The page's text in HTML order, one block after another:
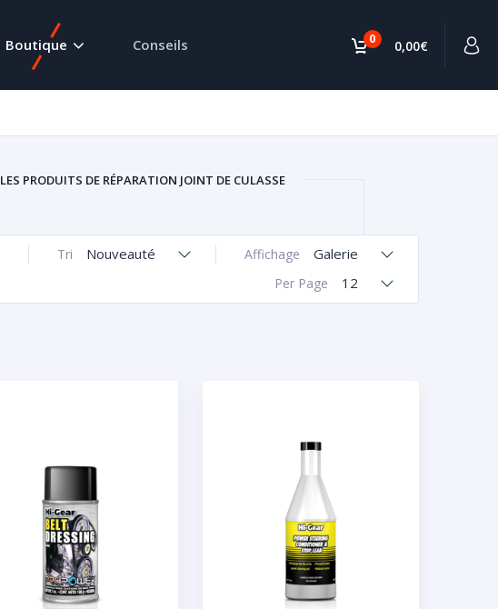
0 0,00€
Boutique Conseils
LES PRODUITS DE RÉPARATION JOINT DE CULASSE
Affichage Galerie
Tri Nouveauté
Per Page 12